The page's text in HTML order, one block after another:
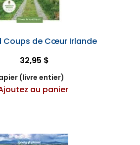
Coups de Cœur Irlande
32,95 $
(livre entier)
au panier